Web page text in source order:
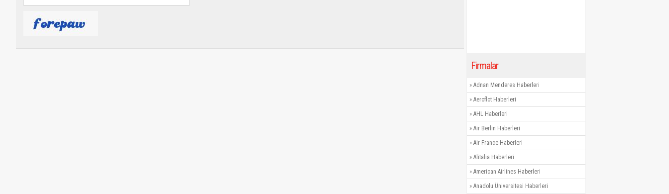
Firmalar
» Adnan Menderes Haberleri
» Aeroflot Haberleri
» AHL Haberleri
» Air Berlin Haberleri
» Air France Haberleri
» Alitalia Haberleri
» American Airlines Haberleri
» Anadolu Üniversitesi Haberleri